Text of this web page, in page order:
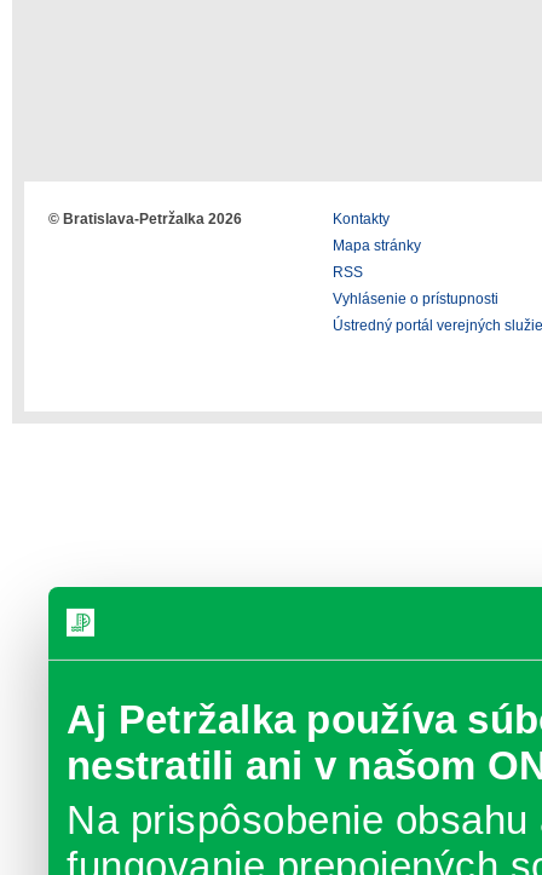
Aj Petržalka používa
nestratili ani v našom
Na prispôsobenie
© Bratislava-Petržalka 2026
Kontakty
Mapa stránky
RSS
Vyhlásenie o prístupnosti
Ústredný portál verejných